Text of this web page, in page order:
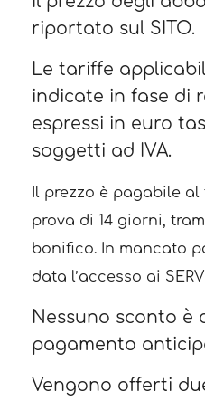
riportato sul SITO.
Le tariffe
indicate in fase di
espressi in euro
soggetti ad IVA.
Il prezzo è pagabile
prova di 14 giorni,
bonifico. In mancato
data l’accesso ai
Nessuno sconto è
pagamento
Vengono offerti